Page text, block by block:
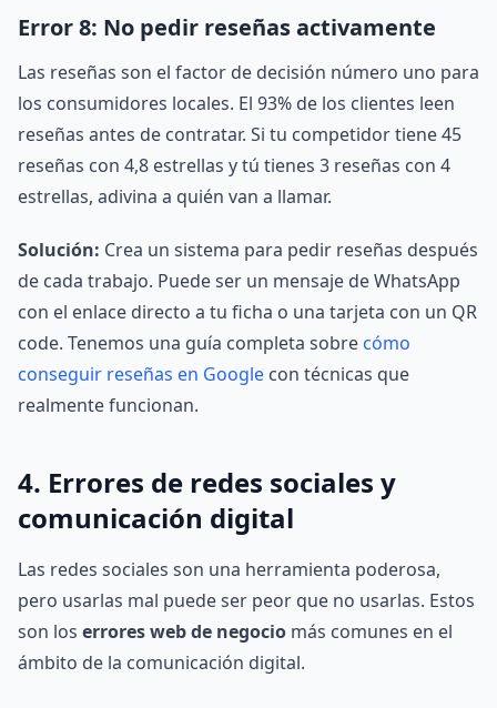
Error 8: No pedir reseñas activamente
Las reseñas son el factor de decisión número uno para
los consumidores locales. El 93% de los clientes leen
reseñas antes de contratar. Si tu competidor tiene 45
reseñas con 4,8 estrellas y tú tienes 3 reseñas con 4
estrellas, adivina a quién van a llamar.
Solución: Crea un sistema para pedir reseñas después
de cada trabajo. Puede ser un mensaje de WhatsApp
con el enlace directo a tu ficha o una tarjeta con un QR
code. Tenemos una guía completa sobre cómo
conseguir reseñas en Google con técnicas que
realmente funcionan.
4. Errores de redes sociales y
comunicación digital
Las redes sociales son una herramienta poderosa,
pero usarlas mal puede ser peor que no usarlas. Estos
son los errores web de negocio más comunes en el
ámbito de la comunicación digital.